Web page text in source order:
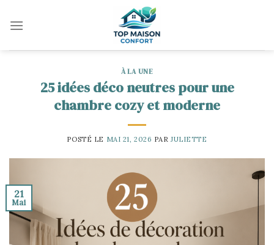
À LA UNE
25 idées déco neutres pour une
chambre cozy et moderne
POSTÉ LE MAI 21, 2026 PARJULIETTE
21
Mai